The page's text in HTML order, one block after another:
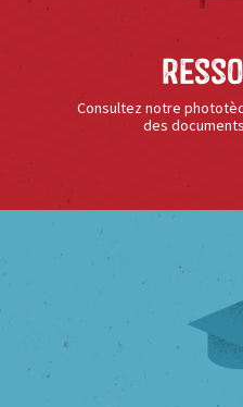
Consultez notre
des